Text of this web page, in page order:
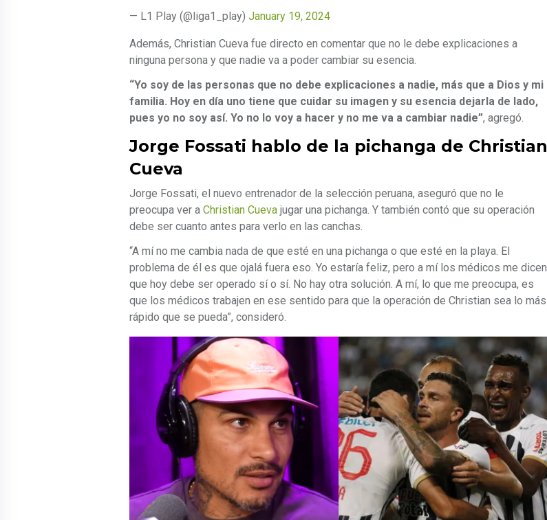
— L1 Play (@liga1_play) January 19, 2024
Además, Christian Cueva fue directo en comentar que no le debe explicaciones a
ninguna persona y que nadie va a poder cambiar su esencia.
“Yo soy de las personas que no debe explicaciones a nadie, más que a Dios y mi
familia. Hoy en día uno tiene que cuidar su imagen y su esencia dejarla de lado,
pues yo no soy así. Yo no lo voy a hacer y no me va a cambiar nadie”, agregó.
Jorge Fossati hablo de la pichanga de Christian
Cueva
Jorge Fossati, el nuevo entrenador de la selección peruana, aseguró que no le
preocupa ver a Christian Cueva jugar una pichanga. Y también contó que su operación
debe ser cuanto antes para verlo en las canchas.
“A mí no me cambia nada de que esté en una pichanga o que esté en la playa. El
problema de él es que ojalá fuera eso. Yo estaría feliz, pero a mí los médicos me dicen
que hoy debe ser operado sí o sí. No hay otra solución. A mí, lo que me preocupa, es
que los médicos trabajen en ese sentido para que la operación de Christian sea lo más
rápido que se pueda”, consideró.